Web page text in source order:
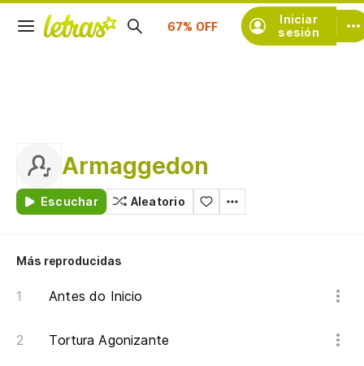
Iniciar
sesión
Suscríbete
Armaggedon
Escuchar Aleatorio
Más reproducidas
Antes do Inicio
Tortura Agonizante